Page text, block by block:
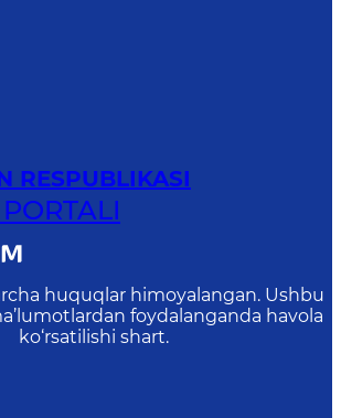
RESPUBLIKASI
huquqlar himoyalangan. Ushbu
foydalanganda havola
ko‘rsatilishi shart.